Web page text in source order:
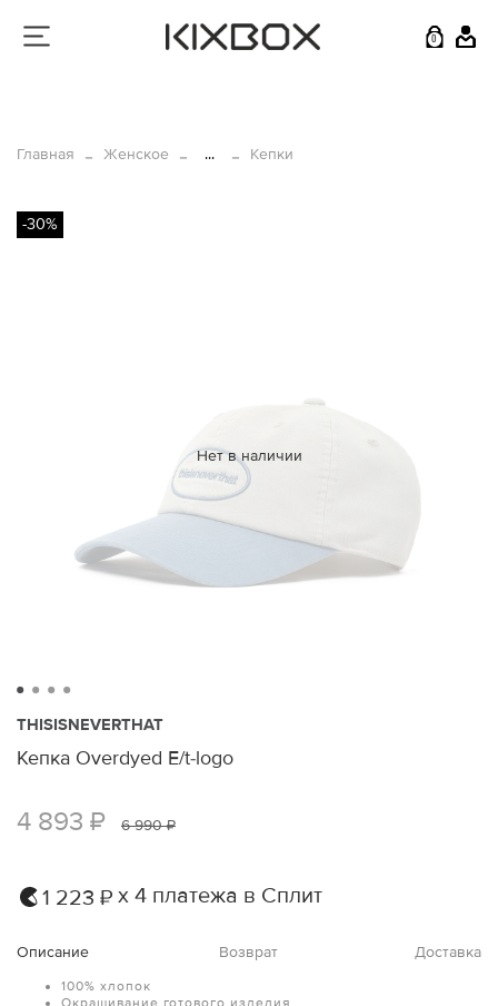
0
Главная Женское ... Кепки
Нет в наличии
-30%
THISISNEVERTHAT
Кепка Overdyed E/t-logo
4 893 ₽ 6 990 ₽
1 223 ₽ х 4 платежа в Сплит
Описание Возврат Доставка
100% хлопок